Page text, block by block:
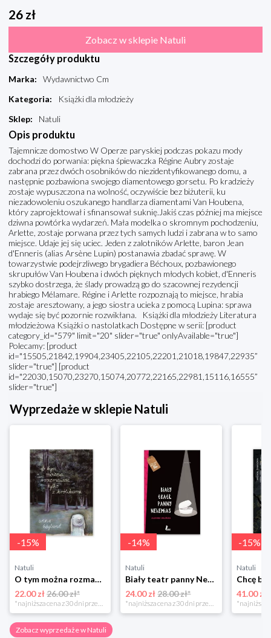
26 zł
Zobacz w sklepie Natuli
Szczegóły produktu
Marka:
Wydawnictwo Cm
Kategoria:
Książki dla młodzieży
Sklep: Natuli
Opis produktu
Tajemnicze domostwo W Operze paryskiej podczas pokazu mody
dochodzi do porwania: piękna śpiewaczka Régine Aubry zostaje
zabrana przez dwóch osobników do niezidentyfikowanego domu, a
następnie pozbawiona swojego diamentowego gorsetu. Po kradzieży
zostaje wypuszczona na wolność, oczywiście bez biżuterii, ku
niezadowoleniu oszukanego handlarza diamentami Van Houbena,
który zaprojektował i sfinansował suknię.Jakiś czas później ma miejsce
dziwna powtórka wydarzeń. Mała modelka o skromnym pochodzeniu,
Arlette, zostaje porwana przez tych samych ludzi i zabrana w to samo
miejsce. Udaje jej się uciec. Jeden z zalotników Arlette, baron Jean
d'Enneris (alias Arsène Lupin) postanawia zbadać sprawę. W
towarzystwie podejrzliwego brygadiera Béchoux, pozbawionego
skrupułów Van Houbena i dwóch pięknych młodych kobiet, d'Enneris
szybko dostrzega, że ślady prowadzą go do szacownej rezydencji
hrabiego Mélamare. Régine i Arlette rozpoznają to miejsce, hrabia
zostaje aresztowany, a jego siostra ucieka z pomocą Lupina: sprawa
wydaje się być pozornie rozwikłana. Książki dla młodzieży Literatura
młodzieżowa Książki o nastolatkach Dostępne w serii: [product
category_id="579" limit="20" slider="true" onlyAvailable="true"]
Polecamy: [product
id="15505,21842,19904,23405,22105,22201,21018,19847,22935”
slider="true"] [product
id="22030,15070,23270,15074,20772,22165,22981,15116,16555”
slider="true"]
Wyprzedaże w sklepie Natuli
-15%
Natuli
O tym można rozmawiać tylko z królikami Zakamarki
22.00 zł26.00 zł*
*najniższa cena z 30 dni przed obniżką
-14%
Natuli
Biały teatr panny Nehemias
24.00 zł 28.00 zł*
*najniższa cena z 30 dni przed obniżką
-15%
Natuli
41.00 zł
Zobacz wyprzedaże w Natuli